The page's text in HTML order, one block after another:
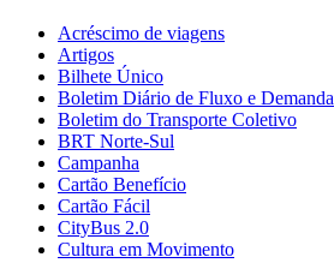
Acréscimo de viagens
Artigos
Bilhete Único
Boletim Diário de Fluxo e Demanda
Boletim do Transporte Coletivo
BRT Norte-Sul
Campanha
Cartão Benefício
Cartão Fácil
CityBus 2.0
Cultura em Movimento